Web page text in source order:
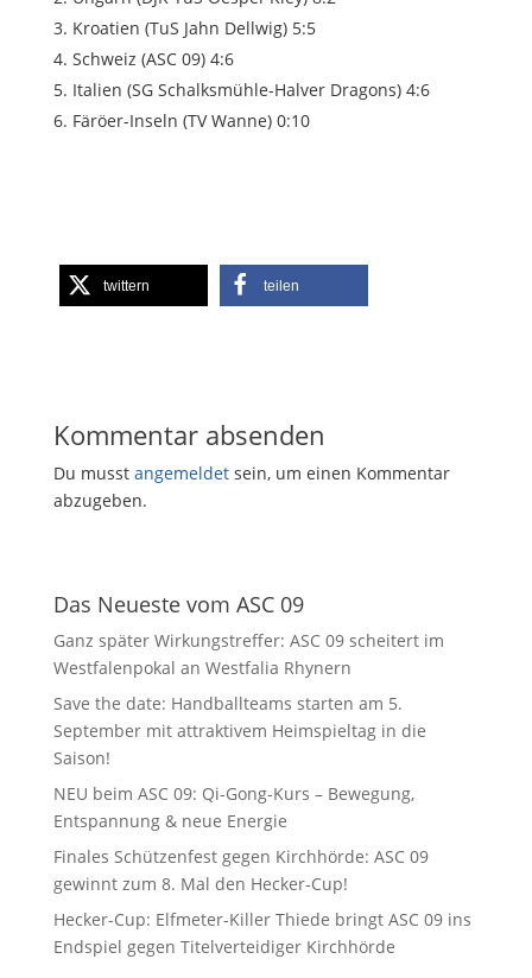
Kroatien (TuS Jahn Dellwig) 5:5
Schweiz (ASC 09) 4:6
Italien (SG Schalksmühle-Halver Dragons) 4:6
Färöer-Inseln (TV Wanne) 0:10
twittern teilen
Kommentar absenden
Du musst angemeldetsein, um einen Kommentar
abzugeben.
Das Neueste vom ASC 09
Ganz später Wirkungstreffer: ASC 09 scheitert im
Westfalenpokal an Westfalia Rhynern
Save the date: Handballteams starten am 5.
September mit attraktivem Heimspieltag in die
Saison!
NEU beim ASC 09: Qi-Gong-Kurs – Bewegung,
Entspannung & neue Energie
Finales Schützenfest gegen Kirchhörde: ASC 09
gewinnt zum 8. Mal den Hecker-Cup!
Hecker-Cup: Elfmeter-Killer Thiede bringt ASC 09 ins
Endspiel gegen Titelverteidiger Kirchhörde